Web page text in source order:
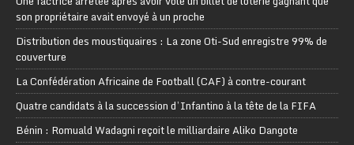
son propriétaire avait envoyé à un proche
Distribution des moustiquaires : La zone Oti-Sud enregistre 99% de
couverture
La Confédération Africaine de Football (CAF) à contre-courant
Quatre candidats à la succession d’Infantino à la tête de la FIFA
Bénin : Romuald Wadagni reçoit le milliardaire Aliko Dangote